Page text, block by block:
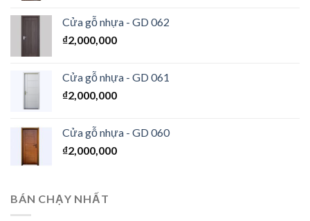
Cửa gỗ nhựa - GD 062
₫2,000,000
Cửa gỗ nhựa - GD 061
₫2,000,000
Cửa gỗ nhựa - GD 060
₫2,000,000
BÁN CHẠY NHẤT